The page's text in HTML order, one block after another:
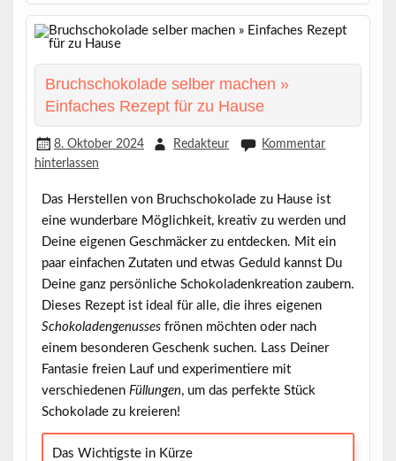
Bruchschokolade selber machen »
Einfaches Rezept für zu Hause
8. Oktober 2024 Redakteur
Kommentar
hinterlassen
Das Herstellen von Bruchschokoladezu Hause ist
eine wunderbare Möglichkeit, kreativ zu werden und
Deine eigenen Geschmäcker zu entdecken. Mit ein
paar einfachen Zutaten und etwas Geduld kannst Du
Deine ganz persönliche Schokoladenkreation zaubern.
Dieses Rezept ist ideal für alle, die ihres eigenen
Schokoladengenussesfrönen möchten oder nach
einem besonderen Geschenk suchen. Lass Deiner
Fantasie freien Lauf und experimentiere mit
verschiedenen Füllungen, um das perfekte Stück
Schokolade zu kreieren!
Das Wichtigste in Kürze